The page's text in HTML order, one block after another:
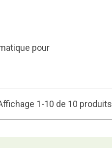
pour
1-10 de 10 produits